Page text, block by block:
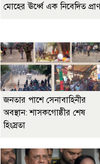
মোহের ঊর্ধ্বে এক নিবেদিত প্রাণ
জনতার পাশে সেনাবাহিনীর
অবস্থান: শাসকগোষ্ঠীর শেষ
হিংস্রতা